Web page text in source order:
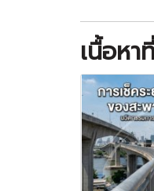
เนื้อหา